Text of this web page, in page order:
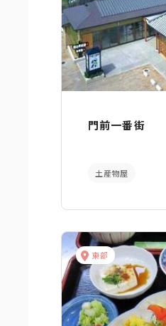
門前一番街
土産物屋
東部